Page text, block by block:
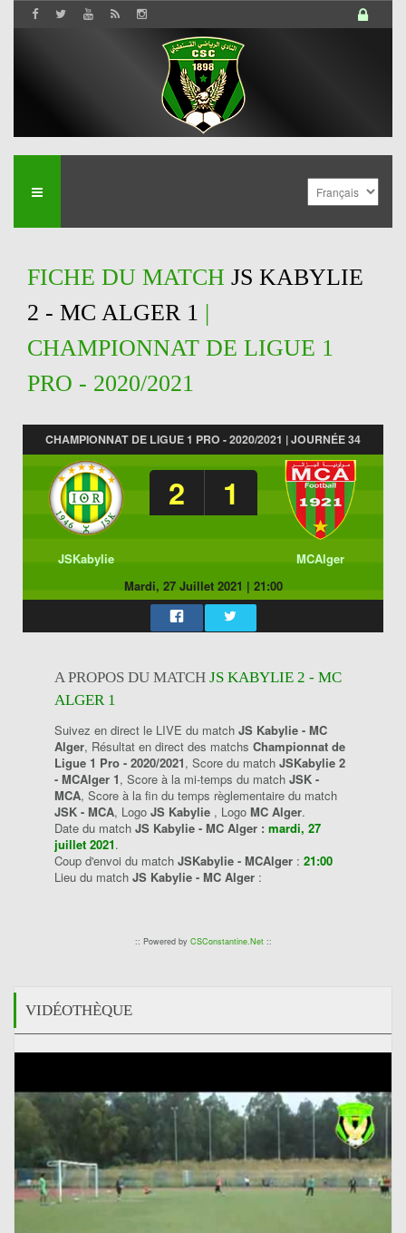
FICHE DU MATCH JS KABYLIE
2 - MC ALGER 1 |
CHAMPIONNAT DE LIGUE 1
PRO - 2020/2021
CHAMPIONNAT DE LIGUE 1 PRO - 2020/2021 | JOURNÉE 34
2 1
JSKabylie
MCAlger
Mardi, 27 Juillet 2021 | 21:00
A PROPOS DU MATCH JS KABYLIE 2 - MC
ALGER 1
Suivez en direct le LIVE du match JS Kabylie - MC
Alger, Résultat en direct des matchs Championnat de
Ligue 1 Pro - 2020/2021, Score du match JSKabylie 2
- MCAlger 1, Score à la mi-temps du match JSK -
MCA, Score à la fin du temps règlementaire du match
JSK - MCA, Logo JS Kabylie , Logo MC Alger.
Date du match JS Kabylie - MC Alger : mardi, 27
juillet 2021.
Coup d'envoi du match JSKabylie - MCAlger : 21:00
Lieu du match JS Kabylie - MC Alger :
:: Powered by CSConstantine.Net::
VIDÉOTHÈQUE